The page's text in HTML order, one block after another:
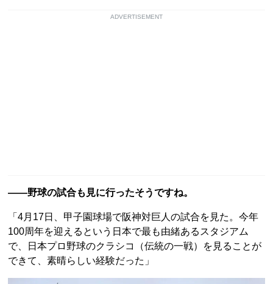
ADVERTISEMENT
――野球の試合も見に行ったそうですね。
「4月17日、甲子園球場で阪神対巨人の試合を見た。今年
100周年を迎えるという日本で最も由緒あるスタジアム
で、日本プロ野球のクラシコ（伝統の一戦）を見ることが
できて、素晴らしい経験だった」